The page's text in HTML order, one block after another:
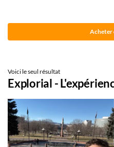
Acheter
Voici le seul résultat
Explorial -